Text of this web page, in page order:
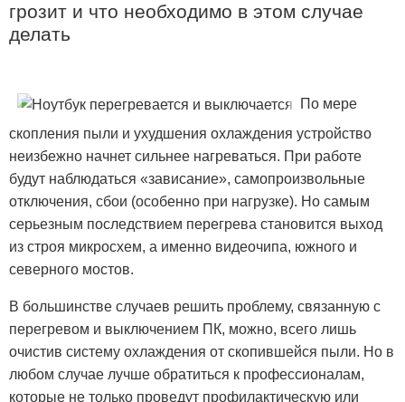
грозит и что необходимо в этом случае
делать
По мере
скопления пыли и ухудшения охлаждения устройство
неизбежно начнет сильнее нагреваться. При работе
будут наблюдаться «зависание», самопроизвольные
отключения, сбои (особенно при нагрузке). Но самым
серьезным последствием перегрева становится выход
из строя микросхем, а именно видеочипа, южного и
северного мостов.
В большинстве случаев решить проблему, связанную с
перегревом и выключением ПК, можно, всего лишь
очистив систему охлаждения от скопившейся пыли. Но в
любом случае лучше обратиться к профессионалам,
которые не только проведут профилактическую или